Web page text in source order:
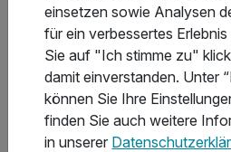
57
einsetzen sowie Analysen
für ein verbessertes
Sie auf "Ich stimme zu"
damit einverstanden. Unter
können Sie Ihre
finden Sie auch weitere
in unserer